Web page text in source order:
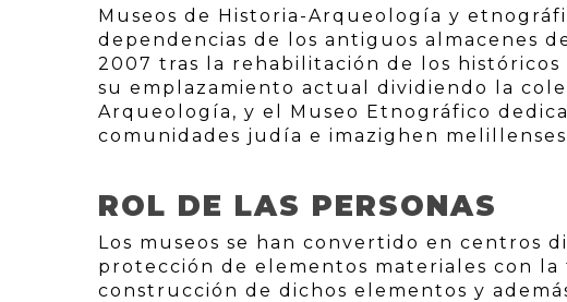
Museos de Historia-Arqueología y
dependencias de los antiguos almacenes
2007 tras la rehabilitación de los históricos
su emplazamiento actual dividiendo la
Arqueología, y el Museo Etnográfico
comunidades judía e imazighen
ROL DE LAS PERSONAS
Los museos se han convertido en centros
protección de elementos materiales con la
construcción de dichos elementos y